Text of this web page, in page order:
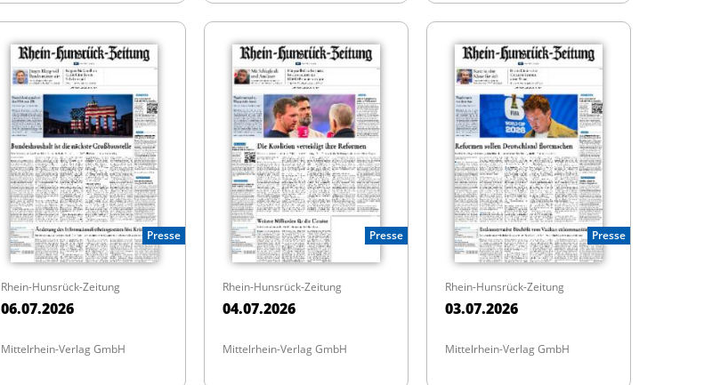
Presse
Rhein-Hunsrück-Zeitung
06.07.2026
Mittelrhein-Verlag GmbH
Presse
Rhein-Hunsrück-Zeitung
04.07.2026
Mittelrhein-Verlag GmbH
Presse
Rhein-Hunsrück-Zeitung
03.07.2026
Mittelrhein-Verlag GmbH